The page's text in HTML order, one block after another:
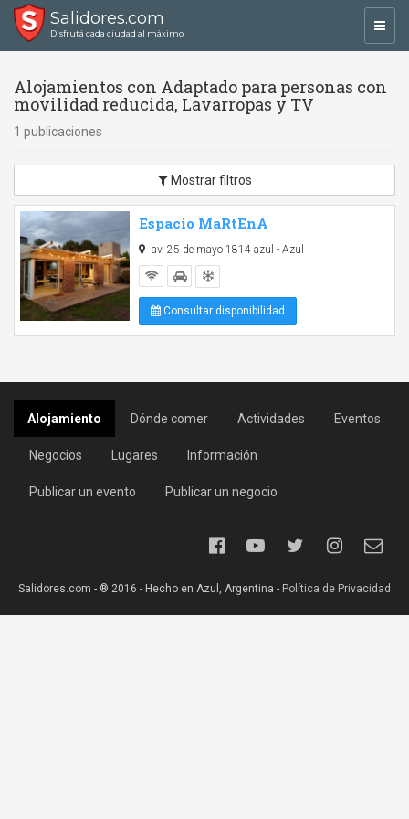
Salidores.com
Disfrutá cada ciudad al máximo
Alojamientos con Adaptado para personas con
movilidad reducida, Lavarropas y TV
1 publicaciones
Mostrar filtros
Espacio MaRtEnA
av. 25 de mayo 1814 azul - Azul
Consultar disponibilidad
Alojamiento Dónde comer Actividades Eventos
Negocios Lugares Información
Publicar un evento Publicar un negocio
Salidores.com - ® 2016 - Hecho en Azul, Argentina - Política de Privacidad